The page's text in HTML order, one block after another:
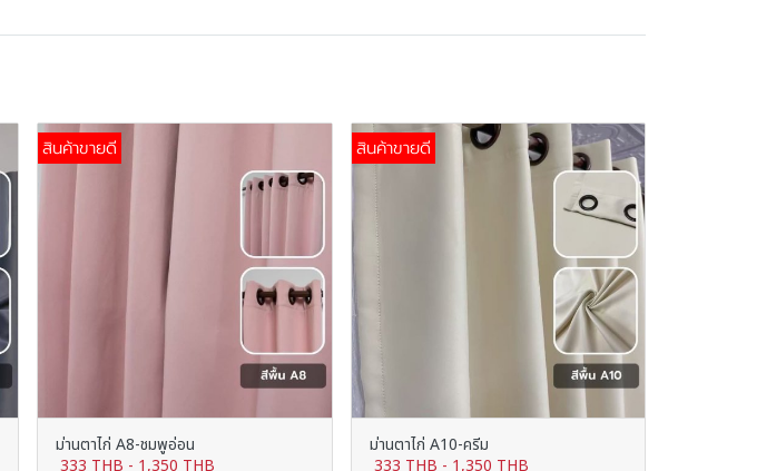
สินค้าขายดี
ม่านตาไก่ A8-ชมพูอ่อน
333 THB - 1,350 THB
สินค้าขายดี
ม่านตาไก่ A10-ครีม
333 THB - 1,350 THB